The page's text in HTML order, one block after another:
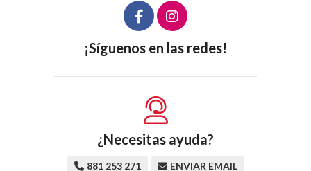
¡Síguenos en las redes!
¿Necesitas ayuda?
881 253 271 ENVIAR EMAIL